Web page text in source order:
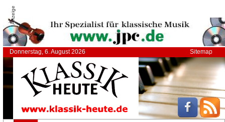
Anzeige
Donnerstag, 6. August 2026 Sitemap